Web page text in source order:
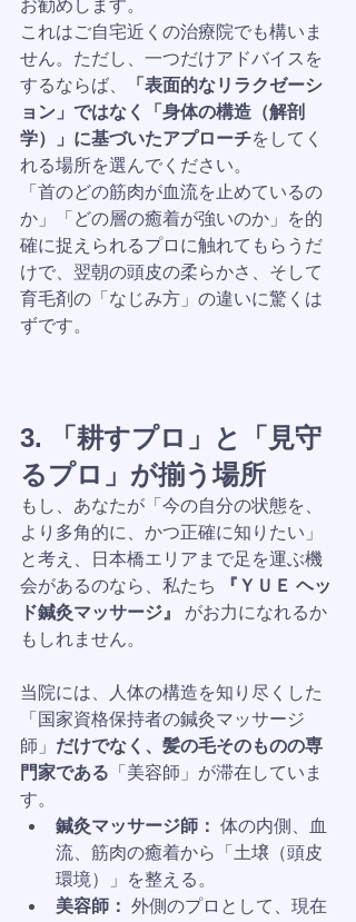
お勧めします。
これはご自宅近くの治療院でも構いま
せん。ただし、一つだけアドバイスを
するならば、
「表面的なリラクゼーシ
ョン」ではなく「身体の構造（解剖
学）」に基づいたアプローチをしてく
れる場所を選んでください。
「首のどの筋肉が血流を止めているの
か」「どの層の癒着が強いのか」を的
確に捉えられるプロに触れてもらうだ
けで、翌朝の頭皮の柔らかさ、そして
育毛剤の「なじみ方」の違いに驚くは
ずです。
3. 「耕すプロ」と「見守
るプロ」が揃う場所
もし、あなたが「今の自分の状態を、
より多角的に、かつ正確に知りたい」
と考え、日本橋エリアまで足を運ぶ機
会があるのなら、私たち
『ＹＵＥ ヘッ
ド鍼灸マッサージ』
がお力になれるか
もしれません。
当院には、人体の構造を知り尽くした
「国家資格保持者の鍼灸マッサージ
師」 だけでなく、髪の毛そのものの専
門家である 「美容師」が滞在していま
す。
鍼灸マッサージ師： 体の内側、血
流、筋肉の癒着から「土壌（頭皮
環境）」を整える。
美容師： 外側のプロとして、現在